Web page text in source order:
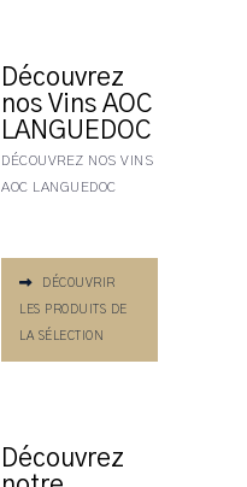
Découvrez
nos Vins AOC
LANGUEDOC
DÉCOUVREZ NOS VINS
AOC LANGUEDOC
DÉCOUVRIR
LES PRODUITS DE
LA SÉLECTION
Découvrez